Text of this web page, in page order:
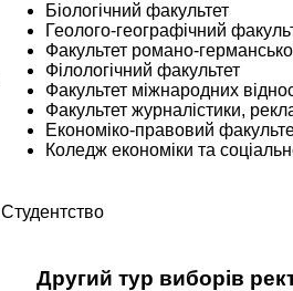
Біологічний факультет
Геолого-географічний
Факультет романо-
Філологічний факультет
Факультет міжнародних
Факультет журналістики,
Економіко-правовий
Коледж економіки та
Студентство
Другий тур виборів